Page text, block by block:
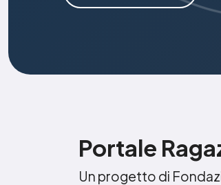
Portale
Un progetto di